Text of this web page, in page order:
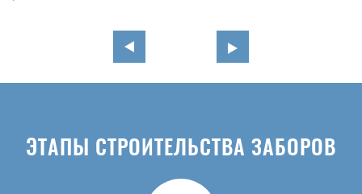
ЭТАПЫ СТРОИТЕЛЬСТВА ЗАБОРОВ